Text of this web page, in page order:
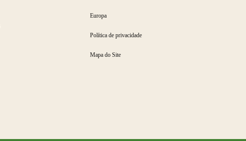
Europa
Política de privacidade
Mapa do Site